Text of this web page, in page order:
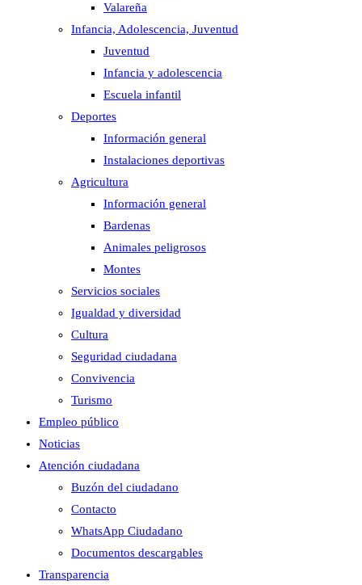
Valareña
Infancia, Adolescencia, Juventud
Juventud
Infancia y adolescencia
Escuela infantil
Deportes
Información general
Instalaciones deportivas
Agricultura
Información general
Bardenas
Animales peligrosos
Montes
Servicios sociales
Igualdad y diversidad
Cultura
Seguridad ciudadana
Convivencia
Turismo
Empleo público
Noticias
Atención ciudadana
Buzón del ciudadano
Contacto
WhatsApp Ciudadano
Documentos descargables
Transparencia